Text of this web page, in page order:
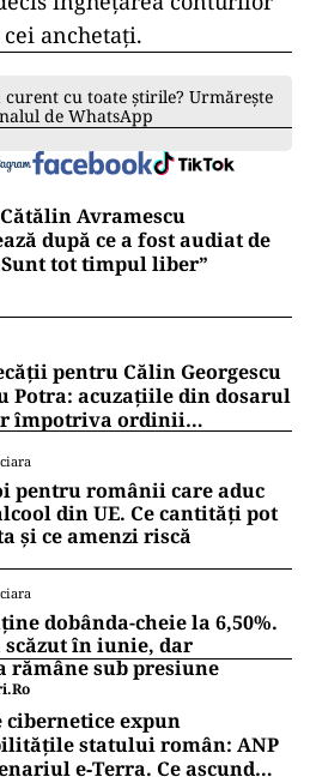
anchetați.
cu toate știrile? Urmărește
de WhatsApp
Cătălin Avramescu
după ce a fost audiat de
tot timpul liber”
pentru Călin Georgescu
Potra: acuzațiile din dosarul
împotriva ordinii
Curte
pentru românii care aduc
din UE. Ce cantități pot
și ce amenzi riscă
dobânda-cheie la 6,50%.
în iunie, dar
rămâne sub presiune
expun
statului român: ANP
e‑Terra. Ce ascund